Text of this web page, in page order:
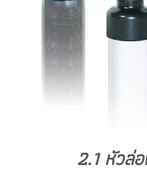
2.1 หัวล่